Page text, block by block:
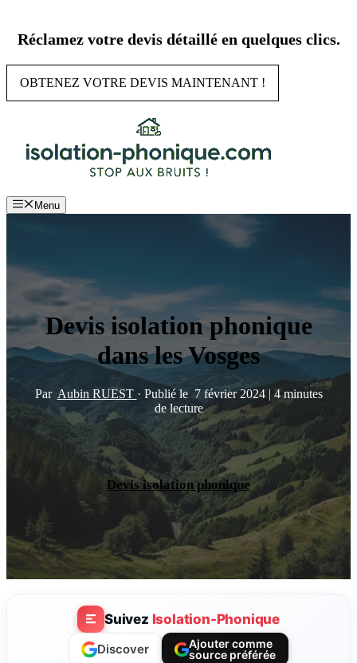
contenu
Réclamez votre devis détaillé en quelques clics.
OBTENEZ VOTRE DEVIS MAINTENANT !
Menu
Devis isolation phonique
dans les Vosges
Par Aubin RUEST · Publié le 7 février 2024 | 4 minutes
de lecture
Devis isolation phonique
Suivez Isolation-Phonique
Discover
Ajouter comme
source préférée